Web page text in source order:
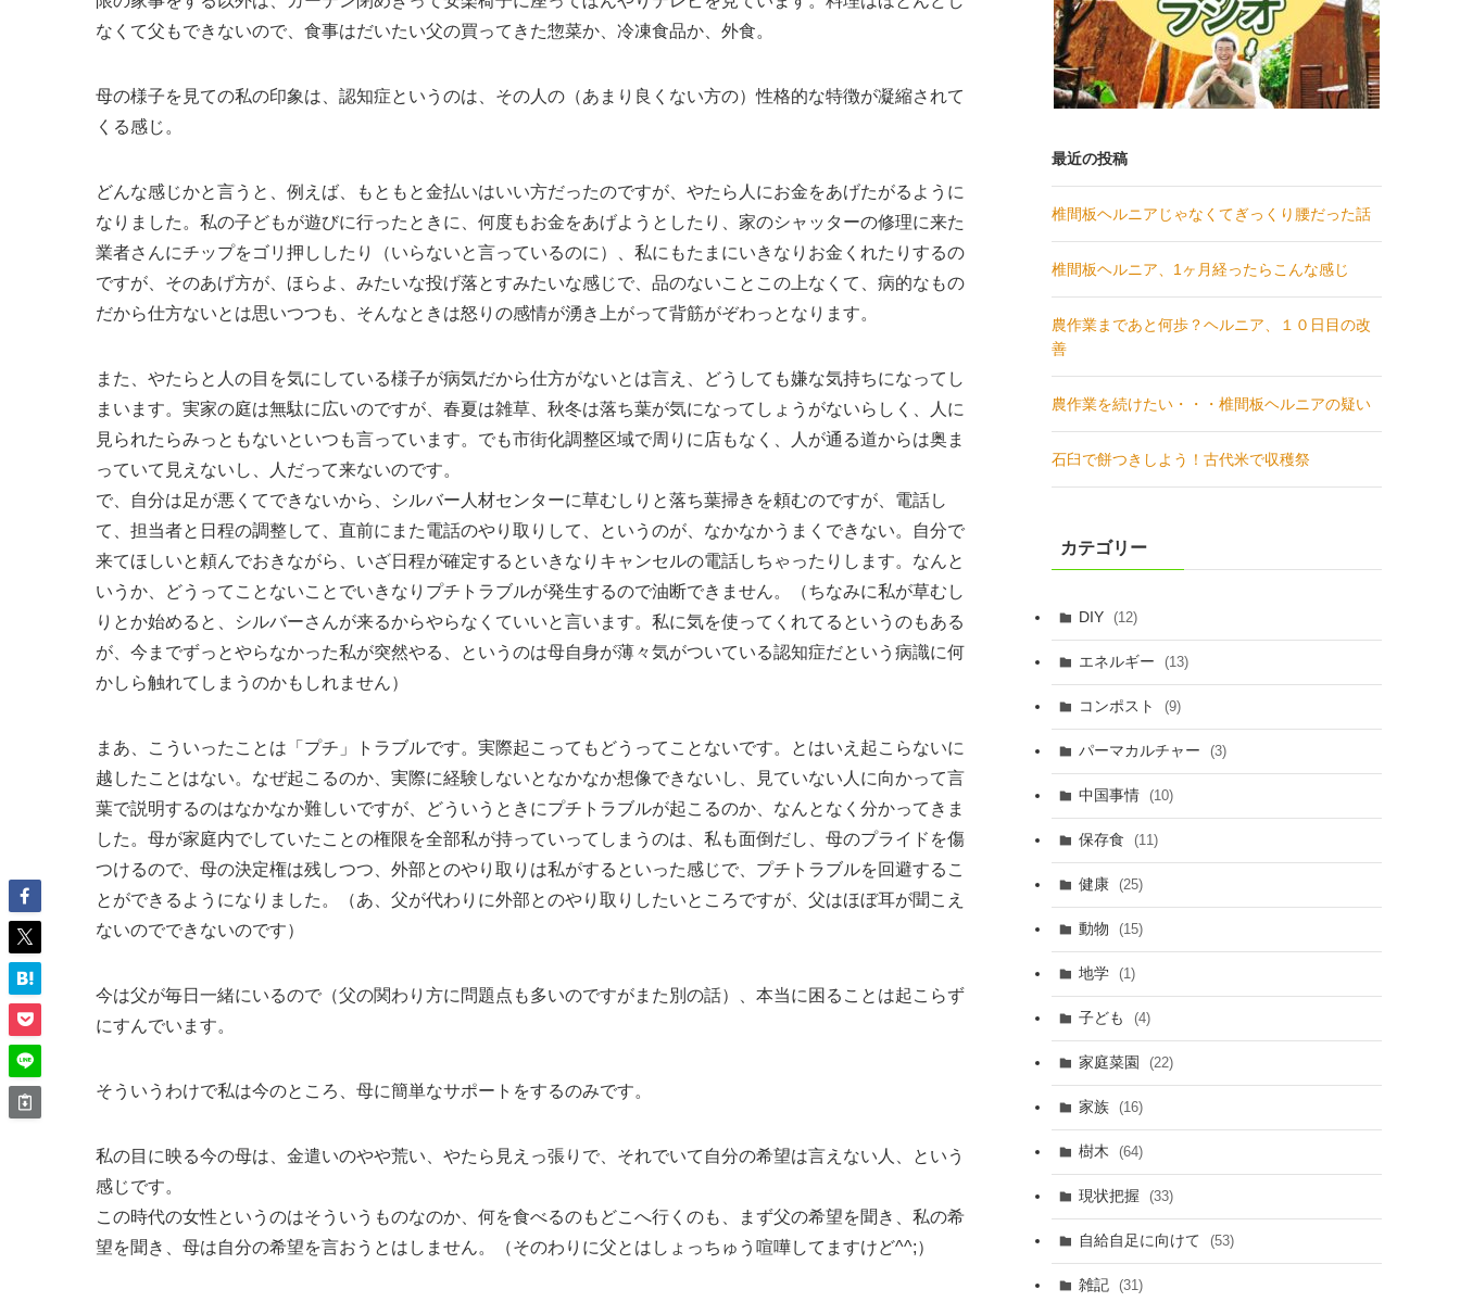
なくて父もできないので、食事はだいたい父の買ってきた惣菜か、冷凍食品か、外食。
母の様子を見ての私の印象は、認知症というのは、その人の（あまり良くない方の）性格的な特徴が凝縮されて
くる感じ。
どんな感じかと言うと、例えば、もともと金払いはいい方だったのですが、やたら人にお金をあげたがるように
なりました。私の子どもが遊びに行ったときに、何度もお金をあげようとしたり、家のシャッターの修理に来た
業者さんにチップをゴリ押ししたり（いらないと言っているのに）、私にもたまにいきなりお金くれたりするの
ですが、そのあげ方が、ほらよ、みたいな投げ落とすみたいな感じで、品のないことこの上なくて、病的なもの
だから仕方ないとは思いつつも、そんなときは怒りの感情が湧き上がって背筋がぞわっとなります。
また、やたらと人の目を気にしている様子が病気だから仕方がないとは言え、どうしても嫌な気持ちになってし
まいます。実家の庭は無駄に広いのですが、春夏は雑草、秋冬は落ち葉が気になってしょうがないらしく、人に
見られたらみっともないといつも言っています。でも市街化調整区域で周りに店もなく、人が通る道からは奥ま
っていて見えないし、人だって来ないのです。
で、自分は足が悪くてできないから、シルバー人材センターに草むしりと落ち葉掃きを頼むのですが、電話し
て、担当者と日程の調整して、直前にまた電話のやり取りして、というのが、なかなかうまくできない。自分で
来てほしいと頼んでおきながら、いざ日程が確定するといきなりキャンセルの電話しちゃったりします。なんと
いうか、どうってことないことでいきなりプチトラブルが発生するので油断できません。（ちなみに私が草むし
りとか始めると、シルバーさんが来るからやらなくていいと言います。私に気を使ってくれてるというのもある
が、今までずっとやらなかった私が突然やる、というのは母自身が薄々気がついている認知症だという病識に何
かしら触れてしまうのかもしれません）
まあ、こういったことは「プチ」トラブルです。実際起こってもどうってことないです。とはいえ起こらないに
越したことはない。なぜ起こるのか、実際に経験しないとなかなか想像できないし、見ていない人に向かって言
葉で説明するのはなかなか難しいですが、どういうときにプチトラブルが起こるのか、なんとなく分かってきま
した。母が家庭内でしていたことの権限を全部私が持っていってしまうのは、私も面倒だし、母のプライドを傷
つけるので、母の決定権は残しつつ、外部とのやり取りは私がするといった感じで、プチトラブルを回避するこ
とができるようになりました。（あ、父が代わりに外部とのやり取りしたいところですが、父はほぼ耳が聞こえ
ないのでできないのです）
今は父が毎日一緒にいるので（父の関わり方に問題点も多いのですがまた別の話）、本当に困ることは起こらず
にすんでいます。
そういうわけで私は今のところ、母に簡単なサポートをするのみです。
私の目に映る今の母は、金遣いのやや荒い、やたら見えっ張りで、それでいて自分の希望は言えない人、という
感じです。
この時代の女性というのはそういうものなのか、何を食べるのもどこへ行くのも、まず父の希望を聞き、私の希
望を聞き、母は自分の希望を言おうとはしません。（そのわりに父とはしょっちゅう喧嘩してますけど^^;）
最近の投稿
椎間板ヘルニアじゃなくてぎっくり腰だった話
椎間板ヘルニア、1ヶ月経ったらこんな感じ
農作業まであと何歩？ヘルニア、１０日目の改
善
農作業を続けたい・・・椎間板ヘルニアの疑い
石臼で餅つきしよう！古代米で収穫祭
カテゴリー
DIY (12)
エネルギー (13)
コンポスト (9)
パーマカルチャー (3)
中国事情 (10)
保存食 (11)
健康 (25)
動物 (15)
地学 (1)
子ども (4)
家庭菜園 (22)
家族 (16)
樹木 (64)
現状把握 (33)
自給自足に向けて (53)
雑記 (31)